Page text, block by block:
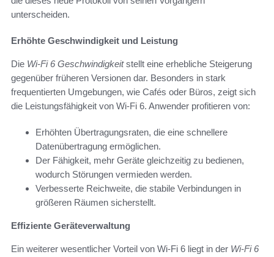
unterscheiden.
Erhöhte Geschwindigkeit und Leistung
Die Wi-Fi 6 Geschwindigkeitstellt eine erhebliche Steigerung
gegenüber früheren Versionen dar. Besonders in stark
frequentierten Umgebungen, wie Cafés oder Büros, zeigt sich
die Leistungsfähigkeit von Wi-Fi 6. Anwender profitieren von:
Erhöhten Übertragungsraten, die eine schnellere
Datenübertragung ermöglichen.
Der Fähigkeit, mehr Geräte gleichzeitig zu bedienen,
wodurch Störungen vermieden werden.
Verbesserte Reichweite, die stabile Verbindungen in
größeren Räumen sicherstellt.
Effiziente Geräteverwaltung
Ein weiterer wesentlicher Vorteil von Wi-Fi 6 liegt in der Wi-Fi 6